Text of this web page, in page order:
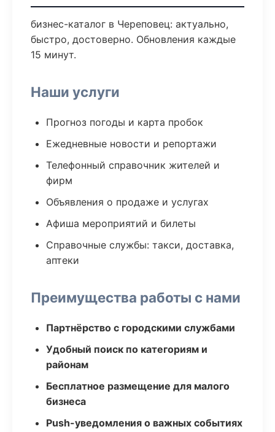
бизнес-каталог в Череповец: актуально,
быстро, достоверно. Обновления каждые
15 минут.
Наши услуги
Прогноз погоды и карта пробок
Ежедневные новости и репортажи
Телефонный справочник жителей и
фирм
Объявления о продаже и услугах
Афиша мероприятий и билеты
Справочные службы: такси, доставка,
аптеки
Преимущества работы с нами
Партнёрство с городскими службами
Удобный поиск по категориям и
районам
Бесплатное размещение для малого
бизнеса
Push-уведомления о важных событиях